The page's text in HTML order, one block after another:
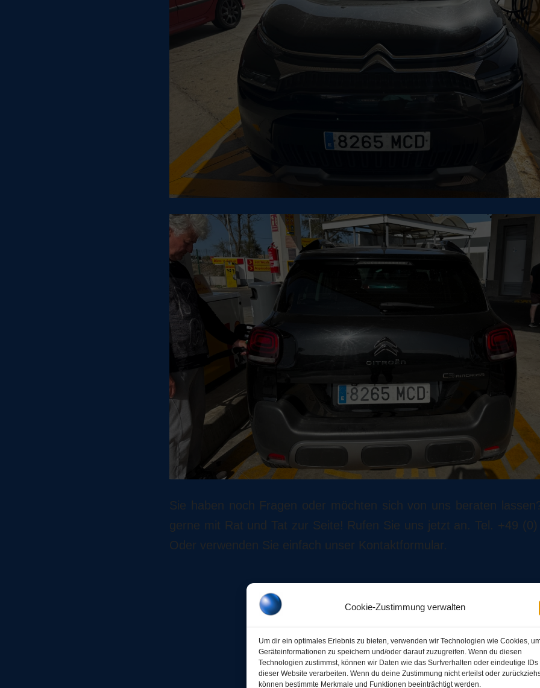
Cookie-Zustimmung verwalten
Um dir ein optimales Erlebnis zu bieten, verwenden wir Technologien wie Cookies,
Geräteinformationen zu speichern und/oder darauf zuzugreifen. Wenn du diesen
Technologien zustimmst, können wir Daten wie das Surfverhalten oder eindeutige IDs
dieser Website verarbeiten. Wenn du deine Zustimmung nicht erteilst oder
können bestimmte Merkmale und Funktionen beeinträchtigt werden.
Sie haben noch Fragen oder möchten sich von uns beraten
gerne mit Rat und Tat zur Seite! Rufen Sie uns jetzt an. Tel. +49
Oder verwenden Sie einfach unser Kontaktformular.